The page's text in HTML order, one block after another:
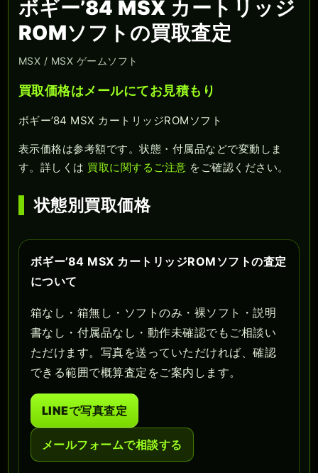
ボギー’84 MSX カートリッジ
ROMソフトの買取査定
MSX / MSX ゲームソフト
買取価格はメールにてお見積もり
ボギー’84 MSX カートリッジROMソフト
表示価格は参考額です。状態・付属品などで変動しま
す。詳しくは 買取に関するご注意 をご確認ください。
状態別買取価格
ボギー’84 MSX カートリッジROMソフトの査定
について
箱なし・箱無し・ソフトのみ・裸ソフト・説明
書なし・付属品なし・動作未確認でもご相談い
ただけます。写真を送っていただければ、確認
できる範囲で概算査定をご案内します。
LINEで写真査定
メールフォームで相談する